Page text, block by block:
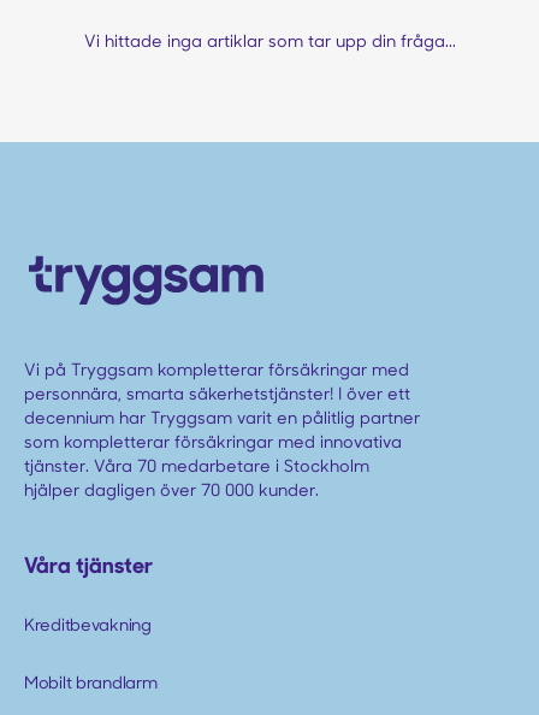
Vi hittade inga artiklar som tar upp din fråga...
Vi på Tryggsam kompletterar försäkringar med
personnära, smarta säkerhetstjänster! I över ett
decennium har Tryggsam varit en pålitlig partner
som kompletterar försäkringar med innovativa
tjänster. Våra 70 medarbetare i Stockholm
hjälper dagligen över 70 000 kunder.
Våra tjänster
Kreditbevakning
Mobilt brandlarm